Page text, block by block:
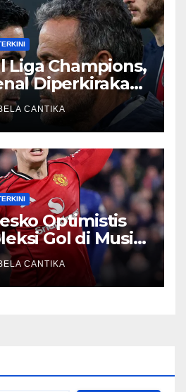
Liga Champions,
Diperkirakan
CANTIKA
Optimistis
Gol di Musim
CANTIKA